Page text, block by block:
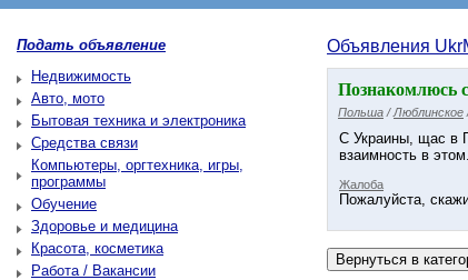
Подать объявление
Недвижимость
Авто, мото
Бытовая техника и электроника
Средства связи
Компьютеры, оргтехника, игры,
программы
Обучение
Здоровье и медицина
Красота, косметика
Работа / Вакансии
Объявления
Познакомлюсь
Польша /Люблинское
С Украины, щас в
взаимность в
Жалоба
Пожалуйста,